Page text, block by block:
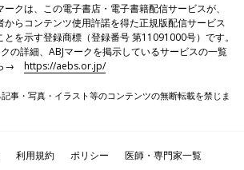
ークは、この電子書店・電子書籍配信サービスが、
からコンテンツ使用許諾を得た正規版配信サービス
とを示す登録商標（登録番号 第11091000号）です。
の詳細、ABJマークを掲示しているサービスの一覧
ら→https://aebs.or.jp/
事・写真・イラスト等のコンテンツの無断転載を禁じま
利用規約 ポリシー
医師・専門家一覧